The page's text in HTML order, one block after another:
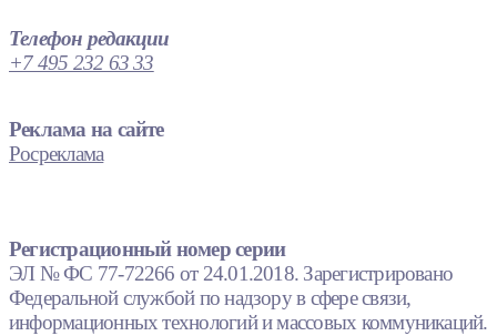
Телефон редакции
+7 495 232 63 33
Реклама на сайте
Росреклама
Регистрационный номер серии
ЭЛ № ФС 77-72266 от 24.01.2018. Зарегистрировано
Федеральной службой по надзору в сфере связи,
информационных технологий и массовых коммуникаций.